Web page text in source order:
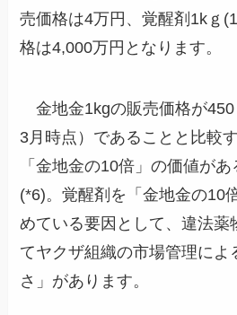
売価格は4万円、覚醒剤1kｇ
格は4,000万円となります。
金地金1kgの販売価格が
3月時点）であることと比較
「金地金の10倍」の価値が
(*6)。覚醒剤を「金地金の10
めている要因として、違法薬
てヤクザ組織の市場管理によ
さ」があります。